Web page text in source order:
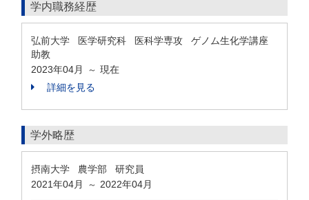
学内職務経歴
弘前大学 医学研究科 医科学専攻 ゲノム生化学講座
助教
2023年04月
～ 現在
詳細を見る
学外略歴
摂南大学 農学部 研究員
2021年04月
～ 2022年04月